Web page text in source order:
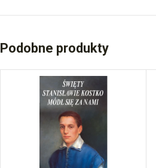
Podobne produkty